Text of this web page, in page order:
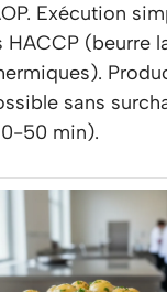
Exécution
(beurre
sans
50 min).